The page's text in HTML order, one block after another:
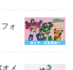
ォ
メ